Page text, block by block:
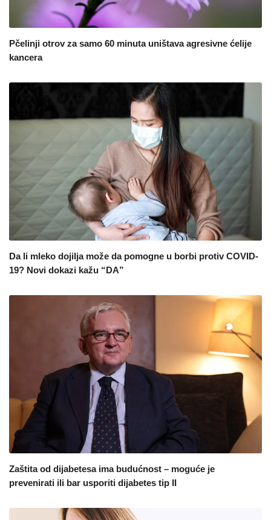
Pčelinji otrov za samo 60 minuta uništava agresivne ćelije
kancera
Da li mleko dojilja može da pomogne u borbi protiv COVID-
19? Novi dokazi kažu “DA”
Zaštita od dijabetesa ima budućnost – moguće je
prevenirati ili bar usporiti dijabetes tip II